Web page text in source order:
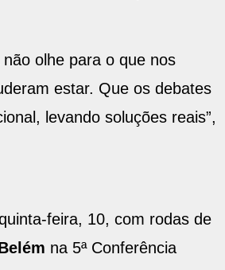
olhe para o que nos
estar. Que os debates
levando soluções reais”,
feira, 10, com rodas de
na 5ª Conferência